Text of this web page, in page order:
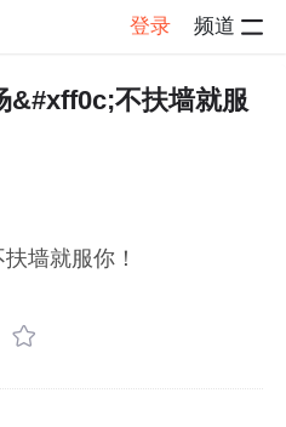
登录 频道
帖子详情
&#xff0c;不扶墙就服
墙就服你！